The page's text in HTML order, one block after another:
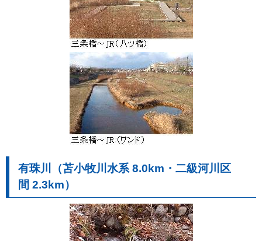
有珠川（苫小牧川水系 8.0km・二級河川区
間 2.3km）